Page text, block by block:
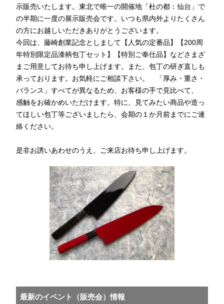
示販売いたします。東北で唯一の開催地「杜の都：仙台」で
の半期に一度の展示販売会です。いつも県内外よりたくさん
の方にお越しいただきありがとうございます。
今回は、藤崎創業記念としまして【人気の定番品】【200周
年特別限定品漆柄包丁セット】【特別ご奉仕品】などさまざ
まご用意してお待ち申し上げます。また、包丁の研ぎ直しも
承っております。お気軽にご相談下さい。 「厚み・重さ・
バランス」すべてが異なるため、お客様の手で見比べて、
感触をお確かめいただけます。特に、見てみたい商品や造っ
てほしい包丁等ございましたら、会期の１か月前までにご連
絡ください。
是非お誘いあわせのうえ、ご来店お待ち申し上げます。
最新のイベント（販売会）情報